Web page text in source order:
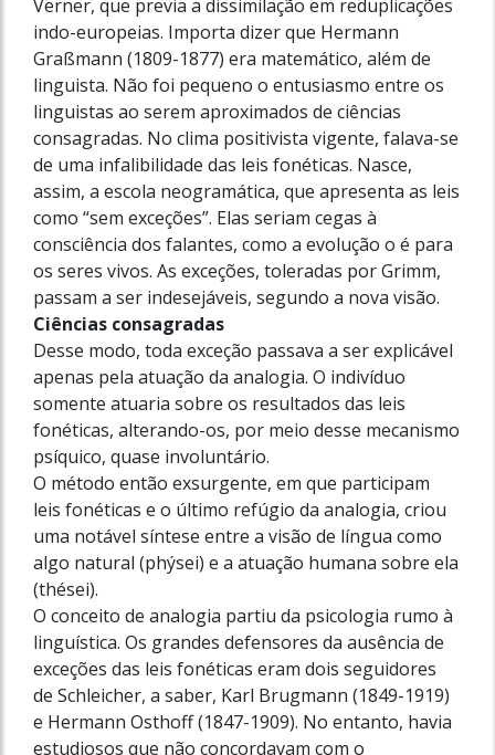
Verner, que previa a dissimilação em reduplicações
indo-europeias. Importa dizer que Hermann
Graßmann (1809-1877) era matemático, além de
linguista. Não foi pequeno o entusiasmo entre os
linguistas ao serem aproximados de ciências
consagradas. No clima positivista vigente, falava-se
de uma infalibilidade das leis fonéticas. Nasce,
assim, a escola neogramática, que apresenta as leis
como “sem exceções”. Elas seriam cegas à
consciência dos falantes, como a evolução o é para
os seres vivos. As exceções, toleradas por Grimm,
passam a ser indesejáveis, segundo a nova visão.
Ciências consagradas
Desse modo, toda exceção passava a ser explicável
apenas pela atuação da analogia. O indivíduo
somente atuaria sobre os resultados das leis
fonéticas, alterando-os, por meio desse mecanismo
psíquico, quase involuntário.
O método então exsurgente, em que participam
leis fonéticas e o último refúgio da analogia, criou
uma notável síntese entre a visão de língua como
algo natural (phýsei) e a atuação humana sobre ela
(thései).
O conceito de analogia partiu da psicologia rumo à
linguística. Os grandes defensores da ausência de
exceções das leis fonéticas eram dois seguidores
de Schleicher, a saber, Karl Brugmann (1849-1919)
e Hermann Osthoff (1847-1909). No entanto, havia
estudiosos que não concordavam com o